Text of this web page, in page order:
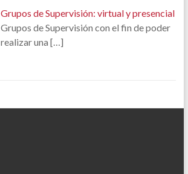
Grupos de Supervisión: virtual y presencial
Grupos de Supervisión con el fin de poder
realizar una […]